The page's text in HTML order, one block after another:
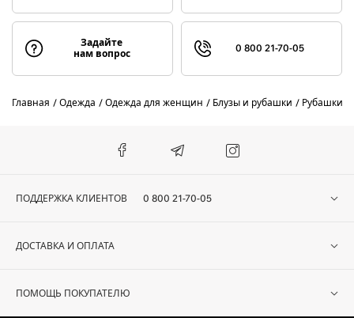
Задайте
нам вопрос
0 800 21-70-05
Главная Одежда Одежда для женщин Блузы и рубашки Рубашки
ПОДДЕРЖКА КЛИЕНТОВ 0 800 21-70-05
ДОСТАВКА И ОПЛАТА
ПОМОЩЬ ПОКУПАТЕЛЮ